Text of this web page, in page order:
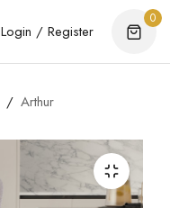
Login / Register
0
Arthur